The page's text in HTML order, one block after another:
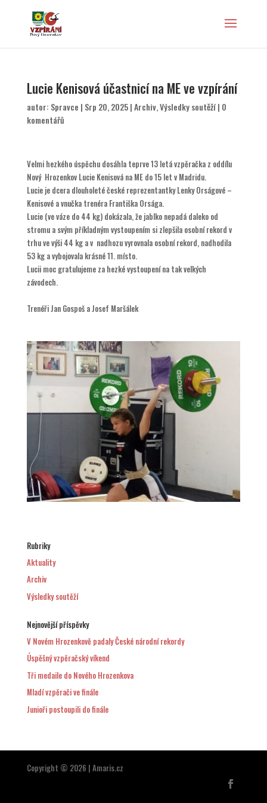
Lucie Kenisová účastnicí na ME ve vzpírání
autor: Spravce | Srp 20, 2025|Archiv,Výsledky soutěží| 0
komentářů
Velmi hezkého úspěchu dosáhla teprve 13 letá vzpěračka z oddílu
Nový Hrozenkov Lucie Kenisová na ME do 15 let v Madridu.
Lucie je dcera dlouholeté české reprezentantky Lenky Orságové –
Kenisové a vnučka trenéra Františka Orsága.
Lucie (ve váze do 44 kg) dokázala, že jablko nepadá daleko od
stromu a svým příkladným vystoupením si zlepšila osobní rekord v
trhu ve výši 44 kg a v nadhozu vyrovnala osobní rekord, nadhodila
53 kg a vybojovala krásné 11. místo.
Lucii moc gratulujeme za hezké vystoupení na tak velkých
závodech.
Trenéři Jan Gospoš a Josef Maršálek
Rubriky
Aktuality
Archiv
Výsledky soutěží
Nejnovější příspěvky
V Novém Hrozenkově padaly České národní rekordy
Úspěšný vzpěračský víkend
Tři medaile do Nového Hrozenkova
Mladí vzpěrači ve finále
Junioři postoupili do finále
Copyright © 2026 | Amaris.cz